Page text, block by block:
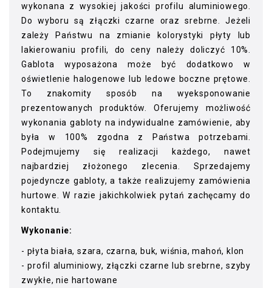
wykonana z wysokiej jakości profilu aluminiowego.
Do wyboru są złączki czarne oraz srebrne. Jeżeli
zależy Państwu na zmianie kolorystyki płyty lub
lakierowaniu profili, do ceny należy doliczyć 10%.
Gablota wyposażona może być dodatkowo w
oświetlenie halogenowe lub ledowe boczne prętowe.
To znakomity sposób na wyeksponowanie
prezentowanych produktów. Oferujemy możliwość
wykonania gabloty na indywidualne zamówienie, aby
była w 100% zgodna z Państwa potrzebami.
Podejmujemy się realizacji każdego, nawet
najbardziej złożonego zlecenia. Sprzedajemy
pojedyncze gabloty, a także realizujemy zamówienia
hurtowe. W razie jakichkolwiek pytań zachęcamy do
kontaktu.
Wykonanie:
- płyta biała, szara, czarna, buk, wiśnia, mahoń, klon
- profil aluminiowy, złączki czarne lub srebrne, szyby
zwykłe, nie hartowane